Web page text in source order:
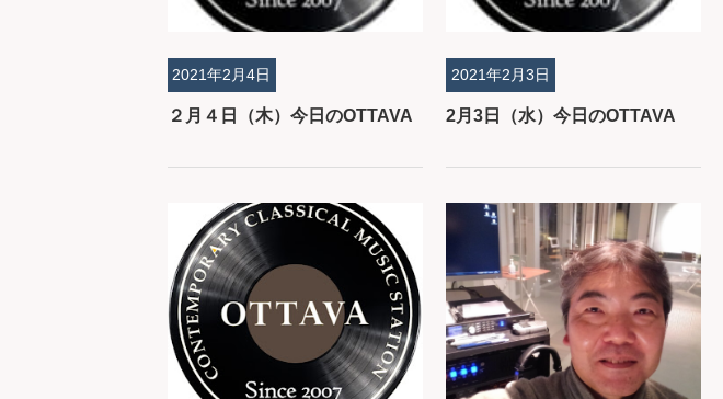
２月４日（木）今日のOTTAVA
2021年2月4日
2月3日（水）今日のOTTAVA
2021年2月3日